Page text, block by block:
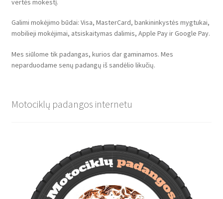
Galimi mokėjimo būdai: Visa, MasterCard, bankininkystės mygtukai,
mobilieji mokėjimai, atsiskaitymas dalimis, Apple Pay ir Google Pay.
Mes siūlome tik padangas, kurios dar gaminamos. Mes
neparduodame senų padangų iš sandėlio likučių.
Motociklų padangos internetu